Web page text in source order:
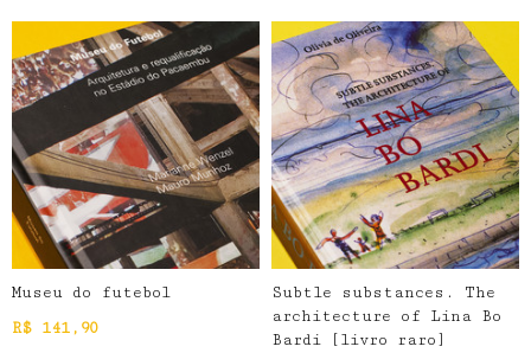
Museu do futebol
R$ 141,90
Subtle substances. The
architecture of Lina Bo
Bardi [livro raro]